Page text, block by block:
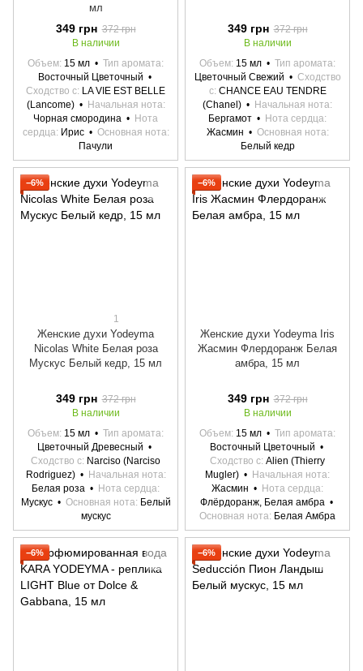
мл
349 грн 372 грн
В наличии
Объем 15 мл
Тип аромата
Восточный Цветочный
Сходство с LA VIE EST BELLE
(Lancome)
Начальная нота
Чорная смородина
Нота
сердца
Ирис
Основная нота
Пачули
349 грн 372 грн
В наличии
Объем 15 мл
Тип аромата
Цветочный Свежий
Сходство
с CHANCE EAU TENDRE
(Chanel)
Начальная нота
Бергамот
Нота сердца
Жасмин
Основная нота
Белый кедр
−6%
1
Женские духи Yodeyma
Nicolas White Белая роза
Мускус Белый кедр, 15 мл
349 грн 372 грн
В наличии
Объем 15 мл
Тип аромата
Цветочный Древесный
Сходство с Narciso (Narciso
Rodriguez)
Начальная нота
Белая роза
Нота сердца
Мускус
Основная нота
Белый
мускус
−6%
Женские духи Yodeyma Iris
Жасмин Флердоранж Белая
амбра, 15 мл
349 грн 372 грн
В наличии
Объем 15 мл
Тип аромата
Восточный Цветочный
Сходство с Alien (Thierry
Mugler)
Начальная нота
Жасмин
Нота сердца
Флёрдоранж, Белая амбра
Основная нота Белая Амбра
−6% −6%